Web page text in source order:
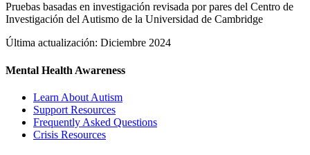
Pruebas basadas en investigación revisada por pares del Centro de
Investigación del Autismo de la Universidad de Cambridge
Última actualización: Diciembre 2024
Mental Health Awareness
Learn About Autism
Support Resources
Frequently Asked Questions
Crisis Resources